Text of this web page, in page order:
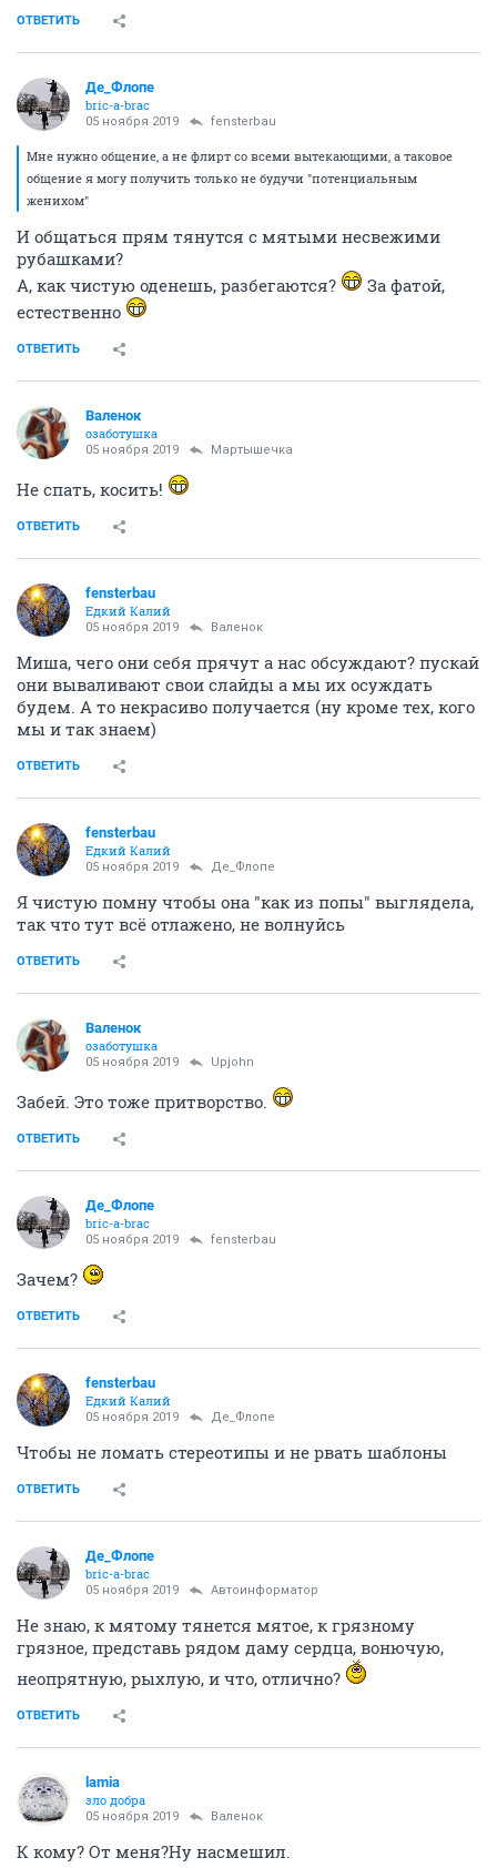
ОТВЕТИТЬ
Де_Флопе
bric-a-brac
05 ноября 2019 fensterbau
Мне нужно общение, а не флирт со всеми вытекающими, а таковое
общение я могу получить только не будучи "потенциальным
женихом"
И общаться прям тянутся с мятыми несвежими
рубашками?
А, как чистую оденешь, разбегаются?
За фатой,
естественно
ОТВЕТИТЬ
Валенок
озаботушка
05 ноября 2019 Мартышечка
Не спать, косить!
ОТВЕТИТЬ
fensterbau
Едкий Калий
05 ноября 2019 Валенок
Миша, чего они себя прячут а нас обсуждают? пускай
они вываливают свои слайды а мы их осуждать
будем. А то некрасиво получается (ну кроме тех, кого
мы и так знаем)
ОТВЕТИТЬ
fensterbau
Едкий Калий
05 ноября 2019 Де_Флопе
Я чистую помну чтобы она "как из попы" выглядела,
так что тут всё отлажено, не волнуйсь
ОТВЕТИТЬ
Валенок
озаботушка
05 ноября 2019 Upjohn
Забей. Это тоже притворство.
ОТВЕТИТЬ
Де_Флопе
bric-a-brac
05 ноября 2019 fensterbau
Зачем?
ОТВЕТИТЬ
fensterbau
Едкий Калий
05 ноября 2019 Де_Флопе
Чтобы не ломать стереотипы и не рвать шаблоны
ОТВЕТИТЬ
Де_Флопе
bric-a-brac
05 ноября 2019 Автоинформатор
Не знаю, к мятому тянется мятое, к грязному
грязное, представь рядом даму сердца, вонючую,
неопрятную, рыхлую, и что, отлично?
ОТВЕТИТЬ
lamia
зло добра
05 ноября 2019 Валенок
К кому? От меня?Ну насмешил.